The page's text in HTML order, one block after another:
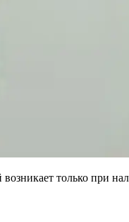
только при